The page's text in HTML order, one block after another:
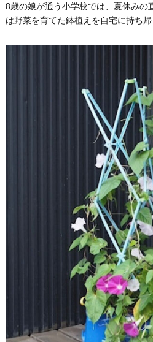
8歳の娘が通う小学校では、夏休みの
は野菜を育てた鉢植えを自宅に持ち帰